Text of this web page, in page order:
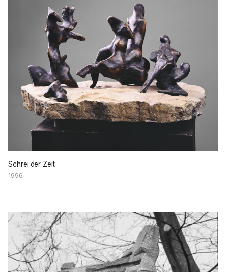
Schrei der Zeit
1996